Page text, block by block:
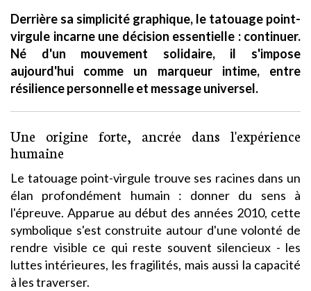
Derrière sa simplicité graphique, le tatouage point-
virgule incarne une décision essentielle : continuer.
Né d'un mouvement solidaire, il s'impose
aujourd'hui comme un marqueur intime, entre
résilience personnelle et message universel.
Une origine forte, ancrée dans l'expérience
humaine
Le tatouage point-virgule trouve ses racines dans un
élan profondément humain : donner du sens à
l'épreuve. Apparue au début des années 2010, cette
symbolique s'est construite autour d'une volonté de
rendre visible ce qui reste souvent silencieux - les
luttes intérieures, les fragilités, mais aussi la capacité
à les traverser.